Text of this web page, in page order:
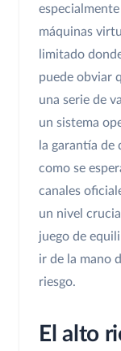
máquinas
limitado
puede obviar
una serie de
un sistema
la garantía
como se
canales
un nivel
juego de
ir de la mano
riesgo.
El alto